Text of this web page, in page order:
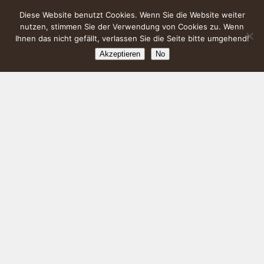
Diese Website benutzt Cookies. Wenn Sie die Website weiter
nutzen, stimmen Sie der Verwendung von Cookies zu. Wenn
Ihnen das nicht gefällt, verlassen Sie die Seite bitte umgehend!
Akzeptieren No